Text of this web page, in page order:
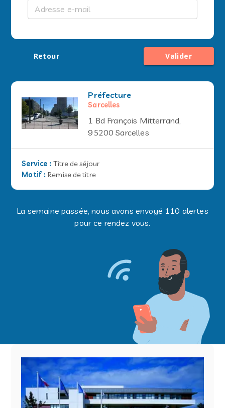
Retour Valider
Préfecture
Sarcelles
1 Bd François Mitterrand,
95200 Sarcelles
Service :Titre de séjour
Motif:Remise de titre
La semaine passée, nous avons envoyé 110 alertes
pour ce rendez vous.